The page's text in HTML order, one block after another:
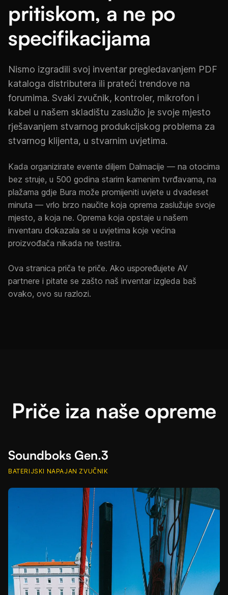
pritiskom, a ne po
specifikacijama
Nismo izgradili svoj inventar pregledavanjem PDF
kataloga distributera ili prateći trendove na
forumima. Svaki zvučnik, kontroler, mikrofon i
kabel u našem skladištu zaslužio je svoje mjesto
rješavanjem stvarnog produkcijskog problema za
stvarnog klijenta, u stvarnim uvjetima.
Kada organizirate evente diljem Dalmacije — na otocima
bez struje, u 500 godina starim kamenim tvrđavama, na
plažama gdje Bura može promijeniti uvjete u dvadeset
minuta — vrlo brzo naučite koja oprema zaslužuje svoje
mjesto, a koja ne. Oprema koja opstaje u našem
inventaru dokazala se u uvjetima koje većina
proizvođača nikada ne testira.
Ova stranica priča te priče. Ako uspoređujete AV
partnere i pitate se zašto naš inventar izgleda baš
ovako, ovo su razlozi.
Priče iza naše opreme
Soundboks Gen.3
BATERIJSKI NAPAJAN ZVUČNIK